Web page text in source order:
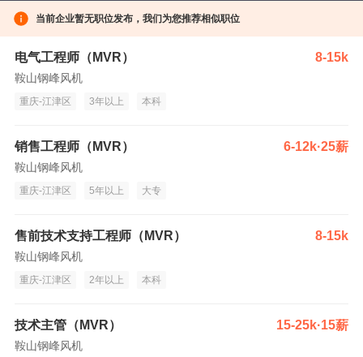
当前企业暂无职位发布，我们为您推荐相似职位
电气工程师（MVR） 8-15k
鞍山钢峰风机
重庆-江津区 3年以上 本科
销售工程师（MVR） 6-12k·25薪
鞍山钢峰风机
重庆-江津区 5年以上 大专
售前技术支持工程师（MVR） 8-15k
鞍山钢峰风机
重庆-江津区 2年以上 本科
技术主管（MVR） 15-25k·15薪
鞍山钢峰风机